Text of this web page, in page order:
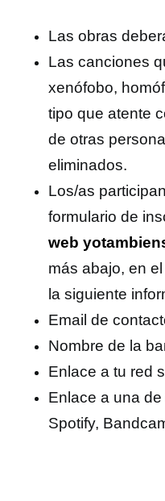
Las obras
Las canciones
xenófobo,
tipo que atente
de otras
eliminados.
Los/as
formulario de
web
más abajo, en
la siguiente
Email de
Nombre de la
Enlace a tu red
Enlace a una
Spotify,